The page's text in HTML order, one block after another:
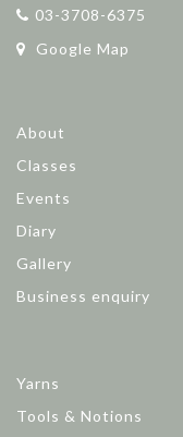
03-3708-6375
Google Map
About
Classes
Events
Diary
Gallery
Business enquiry
Yarns
Tools & Notions